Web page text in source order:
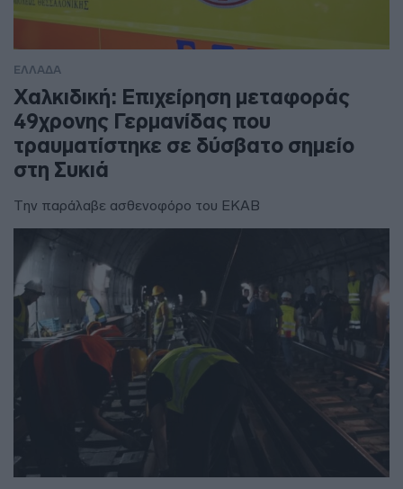
ΕΛΛΑΔΑ
Χαλκιδική: Επιχείρηση μεταφοράς
49χρονης Γερμανίδας που
τραυματίστηκε σε δύσβατο σημείο
στη Συκιά
Την παράλαβε ασθενοφόρο του ΕΚΑΒ